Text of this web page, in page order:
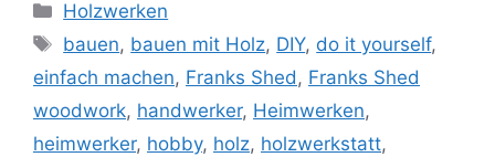
Kategorien
Holzwerken
Schlagwörter
bauen, bauen mit Holz, DIY, do it yourself,
einfach machen, Franks Shed, Franks Shed
woodwork, handwerker, Heimwerken,
heimwerker, hobby, holz, holzwerkstatt,